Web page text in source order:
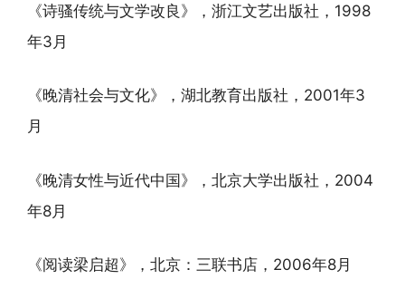
《诗骚传统与文学改良》，浙江文艺出版社，1998
年3月
《晚清社会与文化》，湖北教育出版社，2001年3
月
《晚清女性与近代中国》，北京大学出版社，2004
年8月
《阅读梁启超》，北京：三联书店，2006年8月